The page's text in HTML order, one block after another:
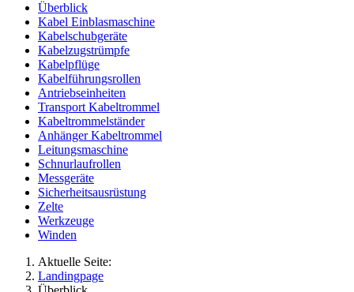
Überblick
Kabel Einblasmaschine
Kabelschubgeräte
Kabelzugstrümpfe
Kabelpflüge
Kabelführungsrollen
Antriebseinheiten
Transport Kabeltrommel
Kabeltrommelständer
Anhänger Kabeltrommel
Leitungsmaschine
Schnurlaufrollen
Messgeräte
Sicherheitsausrüstung
Zelte
Werkzeuge
Winden
Aktuelle Seite:
Landingpage